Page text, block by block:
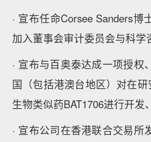
· 宣布任命Corsee Sanders
加入董事会审计委员会与科学
· 宣布与百奥泰达成一项授权
国（包括港澳台地区）对在研
生物类似药BAT1706进行开发
· 宣布公司在香港联合交易所